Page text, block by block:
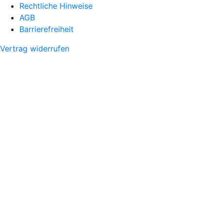
Rechtliche Hinweise
AGB
Barrierefreiheit
Vertrag widerrufen